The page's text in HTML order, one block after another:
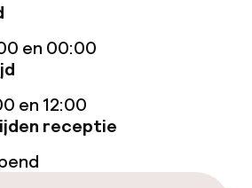
en 00:00
en 12:00
receptie